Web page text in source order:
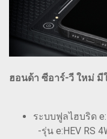
ฮอนด้า ซีอาร์-วี ใหม่ มี
ระบบฟูลไฮบริด
-รุ่น e:HEV RS